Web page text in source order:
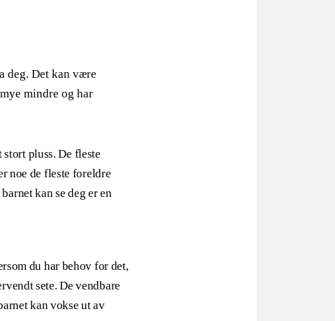
deg. Det kan være
mindre og har
stort pluss. De fleste
noe de fleste foreldre
kan se deg er en
du har behov for det,
sete. De vendbare
kan vokse ut av